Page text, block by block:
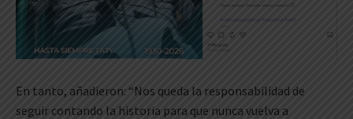
En tanto, añadieron: “Nos queda la responsabilidad de
seguir contando la historia para que nunca vuelva a